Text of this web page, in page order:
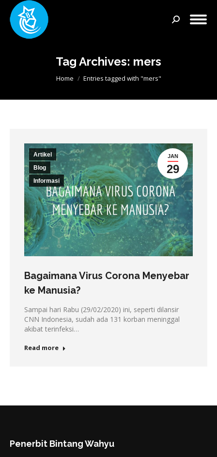
Search:
Tag Archives: mers
You are here:
Home Entries tagged with "mers"
JAN
29
Artikel
Blog
Informasi
Bagaimana Virus Corona Menyebar
ke Manusia?
Sampai hari Rabu (29/02/2020) ini, seperti dilansir
CNN Indonesia, sudah ada 131 korban meninggal
akibat terinfeksi…
Read more
Penerbit Bintang Wahyu